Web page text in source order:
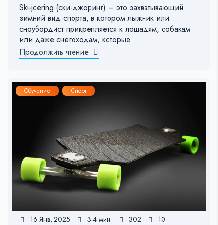
Ski-joëring (ски-джоринг) – это захватывающий
зимний вид спорта, в котором лыжник или
сноубордист прикрепляется к лошадям, собакам
или даже снегоходам, которые
Продолжить чтение
Обучение Спорт
16 Янв, 2025 3-4 мин. 302 10